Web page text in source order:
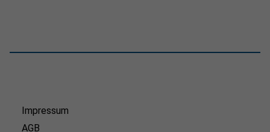
Impressum
AGB